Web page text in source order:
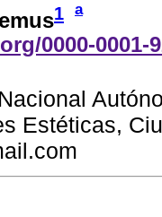
1 a
0000-0001-
Estéticas,